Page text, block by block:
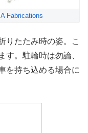
Fabrications
りたたみ時の姿。こ
す。駐輪時は勿論、
を持ち込める場合に